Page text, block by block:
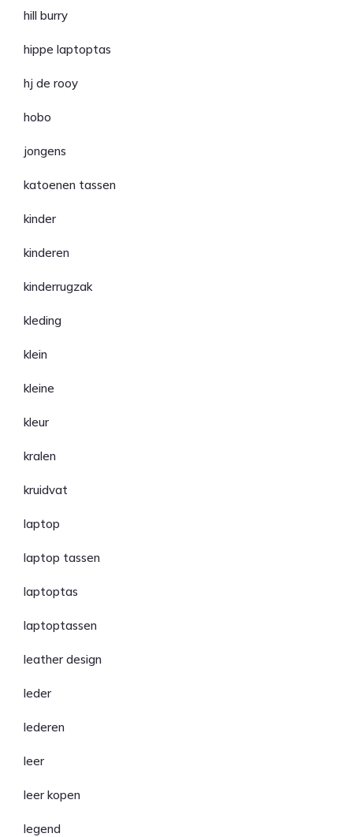
hill burry
hippe laptoptas
hj de rooy
hobo
jongens
katoenen tassen
kinder
kinderen
kinderrugzak
kleding
klein
kleine
kleur
kralen
kruidvat
laptop
laptop tassen
laptoptas
laptoptassen
leather design
leder
lederen
leer
leer kopen
legend